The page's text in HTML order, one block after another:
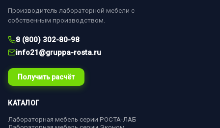
Производитель лабораторной мебели с
собственным производством.
8 (800) 302-80-98
info21@gruppa-rosta.ru
Получить расчёт
КАТАЛОГ
Лабораторная мебель серии РОСТА-ЛАБ